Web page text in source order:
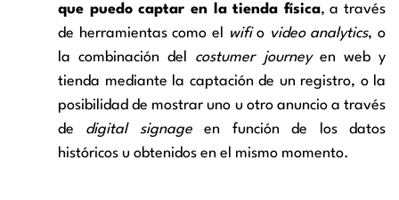
que puedo captar en la tienda física, a través
de herramientas como el
wifio video analytics, o
la combinación del costumer journeyen web y
tienda mediante la captación de un registro, o la
posibilidad de mostrar uno u otro anuncio a través
de digital signageen función de los datos
históricos u obtenidos en el mismo momento.